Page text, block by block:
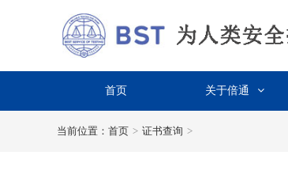
首页 关于倍通
当前位置： 首页 > 证书查询 >